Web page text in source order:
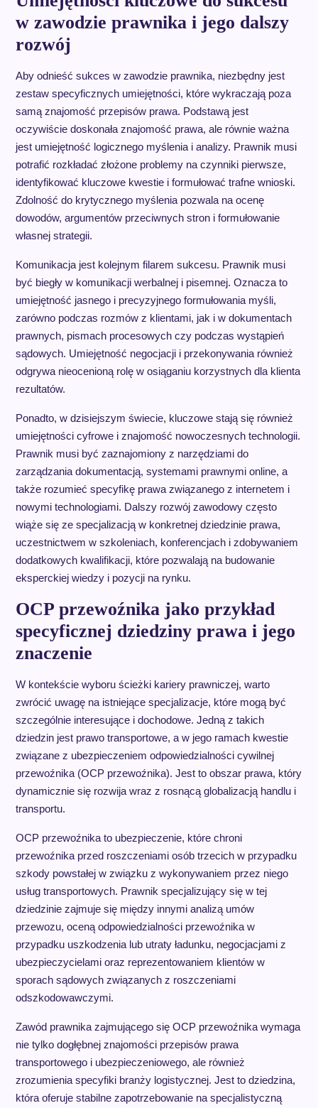
w zawodzie prawnika i jego dalszy
rozwój
Aby odnieść sukces w zawodzie prawnika, niezbędny jest
zestaw specyficznych umiejętności, które wykraczają poza
samą znajomość przepisów prawa. Podstawą jest
oczywiście doskonała znajomość prawa, ale równie ważna
jest umiejętność logicznego myślenia i analizy. Prawnik musi
potrafić rozkładać złożone problemy na czynniki pierwsze,
identyfikować kluczowe kwestie i formułować trafne wnioski.
Zdolność do krytycznego myślenia pozwala na ocenę
dowodów, argumentów przeciwnych stron i formułowanie
własnej strategii.
Komunikacja jest kolejnym filarem sukcesu. Prawnik musi
być biegły w komunikacji werbalnej i pisemnej. Oznacza to
umiejętność jasnego i precyzyjnego formułowania myśli,
zarówno podczas rozmów z klientami, jak i w dokumentach
prawnych, pismach procesowych czy podczas wystąpień
sądowych. Umiejętność negocjacji i przekonywania również
odgrywa nieocenioną rolę w osiąganiu korzystnych dla klienta
rezultatów.
Ponadto, w dzisiejszym świecie, kluczowe stają się również
umiejętności cyfrowe i znajomość nowoczesnych technologii.
Prawnik musi być zaznajomiony z narzędziami do
zarządzania dokumentacją, systemami prawnymi online, a
także rozumieć specyfikę prawa związanego z internetem i
nowymi technologiami. Dalszy rozwój zawodowy często
wiąże się ze specjalizacją w konkretnej dziedzinie prawa,
uczestnictwem w szkoleniach, konferencjach i zdobywaniem
dodatkowych kwalifikacji, które pozwalają na budowanie
eksperckiej wiedzy i pozycji na rynku.
OCP przewoźnika jako przykład
specyficznej dziedziny prawa i jego
znaczenie
W kontekście wyboru ścieżki kariery prawniczej, warto
zwrócić uwagę na istniejące specjalizacje, które mogą być
szczególnie interesujące i dochodowe. Jedną z takich
dziedzin jest prawo transportowe, a w jego ramach kwestie
związane z ubezpieczeniem odpowiedzialności cywilnej
przewoźnika (OCP przewoźnika). Jest to obszar prawa, który
dynamicznie się rozwija wraz z rosnącą globalizacją handlu i
transportu.
OCP przewoźnika to ubezpieczenie, które chroni
przewoźnika przed roszczeniami osób trzecich w przypadku
szkody powstałej w związku z wykonywaniem przez niego
usług transportowych. Prawnik specjalizujący się w tej
dziedzinie zajmuje się między innymi analizą umów
przewozu, oceną odpowiedzialności przewoźnika w
przypadku uszkodzenia lub utraty ładunku, negocjacjami z
ubezpieczycielami oraz reprezentowaniem klientów w
sporach sądowych związanych z roszczeniami
odszkodowawczymi.
Zawód prawnika zajmującego się OCP przewoźnika wymaga
nie tylko dogłębnej znajomości przepisów prawa
transportowego i ubezpieczeniowego, ale również
zrozumienia specyfiki branży logistycznej. Jest to dziedzina,
która oferuje stabilne zapotrzebowanie na specjalistyczną